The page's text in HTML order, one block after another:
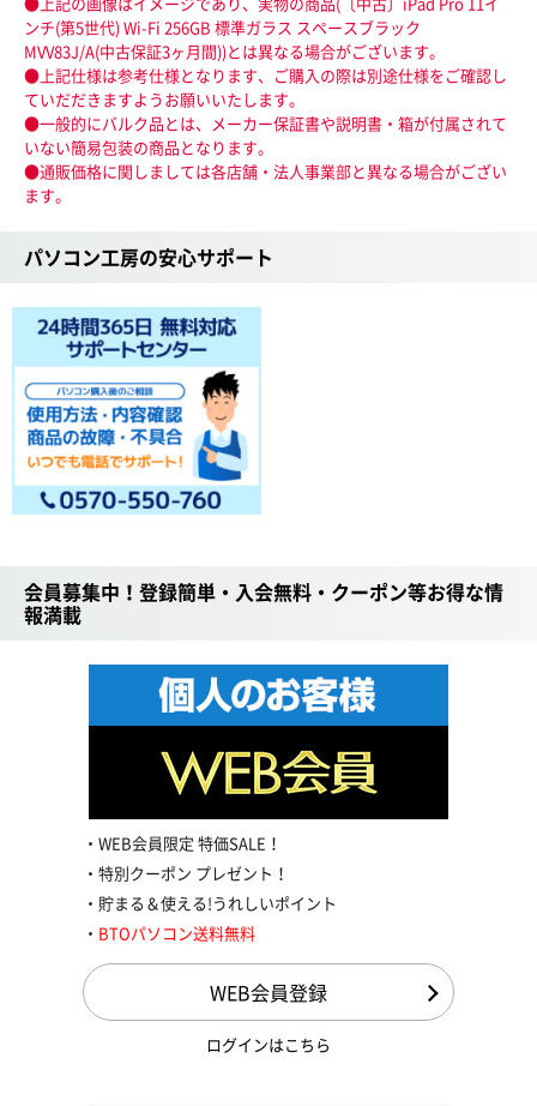
ンチ(第5世代) Wi-Fi 256GB 標準ガラス スペースブラック
MVV83J/A(中古保証3ヶ月間))とは異なる場合がございます。
●上記仕様は参考仕様となります、ご購入の際は別途仕様をご確認し
ていだだきますようお願いいたします。
●一般的にバルク品とは、メーカー保証書や説明書・箱が付属されて
いない簡易包装の商品となります。
●通販価格に関しましては各店舗・法人事業部と異なる場合がござい
ます。
パソコン工房の安心サポート
会員募集中！登録簡単・入会無料・クーポン等お得な情
報満載
WEB会員限定 特価SALE！
特別クーポン プレゼント！
貯まる＆使える!うれしいポイント
BTOパソコン送料無料
WEB会員登録
ログインはこちら